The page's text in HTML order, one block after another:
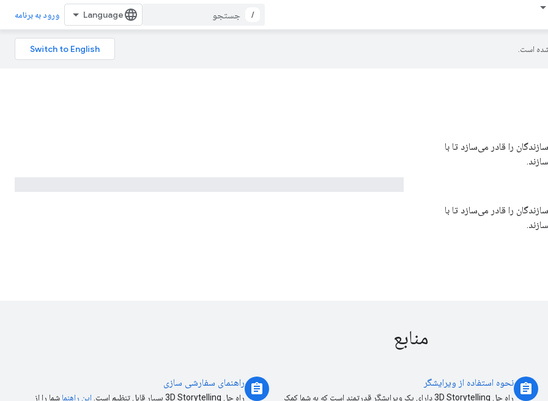
/ ورود به برنامه
است.
را قادر می‌سازد تا با
را قادر می‌سازد تا با
منابع
assignment نحوه استفاده از ویرایشگر
راه حل 3D Storytelling دارای یک ویرایشگر قدرتمند است که به شما کمک
assignment راهنمای سفارشی سازی
راه حل 3D Storytelling بسیار قابل تنظیم است. این راهنما شما را از